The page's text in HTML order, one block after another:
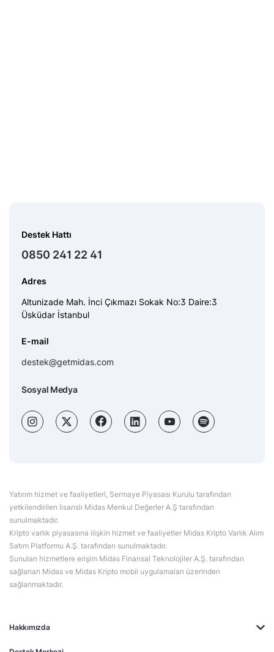
Hakkımızda
Destek Hattı
0850 241 22 41
Adres
Altunizade Mah. İnci Çıkmazı Sokak No:3 Daire:3
Üsküdar İstanbul
E-mail
destek@getmidas.com
Sosyal Medya
Yatırım hizmet ve faaliyetleri, Sermaye Piyasası Kurulu tarafından
yetkilendirilen lisanslı Midas Menkul Değerler A.Ş tarafından
sunulmaktadır.
Kripto varlık piyasasına ilişkin hizmet ve faaliyetler Midas Kripto Varlık Alım
Satım Platformu A.Ş. tarafından sunulmaktadır.
Sunulan hizmetlere erişim Midas Finansal Teknolojiler A.Ş. tarafından
sağlanan Midas ve Midas Kripto mobil uygulamaları üzerinden
sağlanmaktadır.